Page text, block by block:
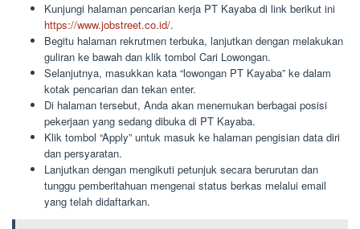
Kunjungi halaman pencarian kerja PT Kayaba di link berikut ini
https://www.jobstreet.co.id/.
Begitu halaman rekrutmen terbuka, lanjutkan dengan melakukan
guliran ke bawah dan klik tombol Cari Lowongan.
Selanjutnya, masukkan kata “lowongan PT Kayaba” ke dalam
kotak pencarian dan tekan enter.
Di halaman tersebut, Anda akan menemukan berbagai posisi
pekerjaan yang sedang dibuka di PT Kayaba.
Klik tombol “Apply” untuk masuk ke halaman pengisian data diri
dan persyaratan.
Lanjutkan dengan mengikuti petunjuk secara berurutan dan
tunggu pemberitahuan mengenai status berkas melalui email
yang telah didaftarkan.